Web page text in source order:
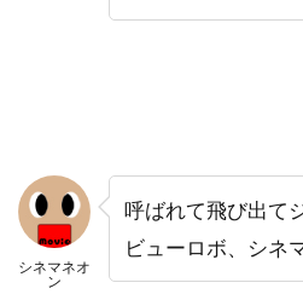
デヴィッド・クリーゲル
デヴィッド・ジョハンソン
デヴィッド・ストラザーン
デヴィッド・ニコルズ
シネマネオ
ン
呼ばれて飛び出て
ビューロボ、シネ